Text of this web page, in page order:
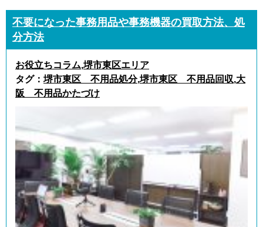
不要になった事務用品や事務機器の買取方法、処
分方法
お役立ちコラム,堺市東区エリア
タグ： 堺市東区 不用品処分,堺市東区 不用品回収,大
阪 不用品かたづけ